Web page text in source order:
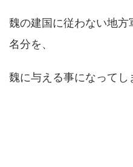
魏の建国に従わない地
名分を、
魏に与える事になってし